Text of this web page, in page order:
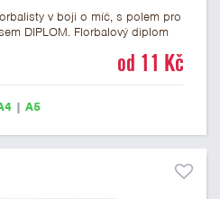
v boji o míč, s polem pro
DIPLOM. Florbalový diplom
od 11 Kč
| A5